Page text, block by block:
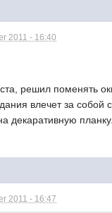
2011 - 16:40
решил поменять
влечет за собой
декаративную планку.
2011 - 16:47